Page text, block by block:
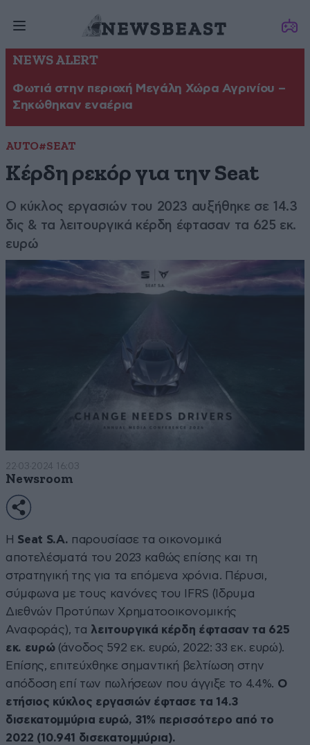
NEWS ALERT
Φωτιά στην περιοχή Μεγάλη Χώρα Αγρινίου –
Σηκώθηκαν εναέρια
AUTO#SEAT
Κέρδη ρεκόρ για την Seat
Ο κύκλος εργασιών του 2023 αυξήθηκε σε 14.3
δις & τα λειτουργικά κέρδη έφτασαν τα 625 εκ.
ευρώ
22·03·2024 16:03
Newsroom
Η Seat S.A. παρουσίασε τα οικονομικά
αποτελέσματά του 2023 καθώς επίσης και τη
στρατηγική της για τα επόμενα χρόνια. Πέρυσι,
σύμφωνα με τους κανόνες του IFRS (Ίδρυμα
Διεθνών Προτύπων Χρηματοοικονομικής
Αναφοράς), τα λειτουργικά κέρδη έφτασαν τα 625
εκ. ευρώ (άνοδος 592 εκ. ευρώ, 2022: 33 εκ. ευρώ).
Επίσης, επιτεύχθηκε σημαντική βελτίωση στην
απόδοση επί των πωλήσεων που άγγιξε το 4.4%. Ο
ετήσιος κύκλος εργασιών έφτασε τα 14.3
δισεκατομμύρια ευρώ, 31% περισσότερο από το
2022 (10.941 δισεκατομμύρια).